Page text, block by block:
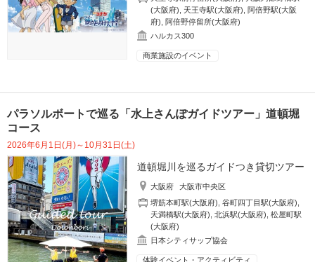
(大阪府), 天王寺駅(大阪府), 阿倍野駅(大阪
府), 阿倍野停留所(大阪府)
ハルカス300
商業施設のイベント
パラソルボートで巡る「水上さんぽガイドツアー」道頓堀
コース
2026年6月1日(月)～10月31日(土)
道頓堀川を巡るガイドつき貸切ツアー
大阪府
大阪市中央区
堺筋本町駅(大阪府),谷町四丁目駅(大阪府),
天満橋駅(大阪府),北浜駅(大阪府),松屋町駅
(大阪府)
日本シティサップ協会
体験イベント・アクティビティ